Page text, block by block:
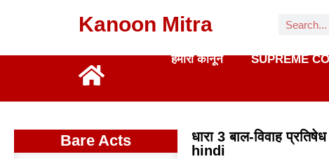
Kanoon Mitra
हमारा कानून SUPREME
Bare Acts
धारा 3 बाल-विवाह
hindi